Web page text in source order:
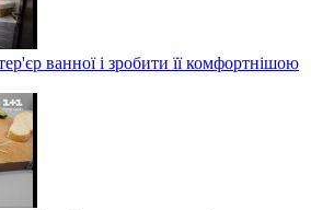
ванної і зробити її комфортнішою